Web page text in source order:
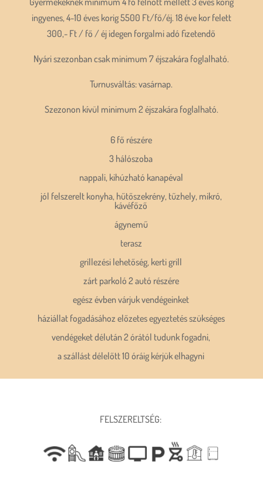
ingyenes, 4-10 éves korig 5500 Ft/fő/éj. 18 éve kor felett
300,- Ft / fő / éj idegen forgalmi adó fizetendő
Nyári szezonban csak minimum 7 éjszakára foglalható.
Turnusváltás: vasárnap.
Szezonon kívül minimum 2 éjszakára foglalható.
6 fő részére
3 hálószoba
nappali, kihúzható kanapéval
jól felszerelt konyha, hűtőszekrény, tűzhely, mikró,
kávéfőző
ágynemű
terasz
grillezési lehetőség, kerti grill
zárt parkoló 2 autó részére
egész évben várjuk vendégeinket
háziállat fogadásához előzetes egyeztetés szükséges
vendégeket délután 2 órától tudunk fogadni,
a szállást délelőtt 10 óráig kérjük elhagyni
FELSZERELTSÉG: